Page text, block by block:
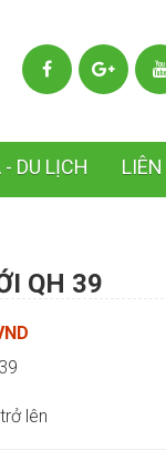
DU LỊCH
QH 39
lên